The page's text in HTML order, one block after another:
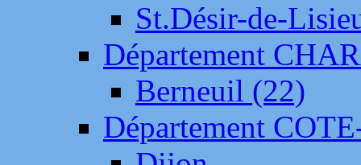
St.Désir-de-
Département
Berneuil (22)
Département